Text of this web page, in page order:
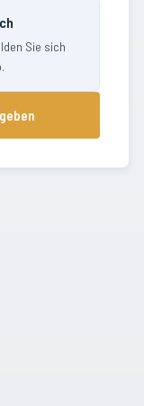
Sie sich